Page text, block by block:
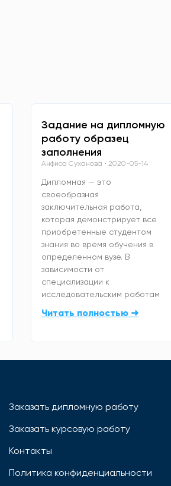
Задание на дипломную
работу образец
заполнения
Анфиса Суханова 2020-05-14
Дипломная — это
своеобразная
заключительная работа,
которая демонстрирует все
приобретенные студентом
знания во время обучения в
определенном вузе. В
зависимости от
специализации к
исследовательским работам
Читать полностью ➜
Заказать дипломную работу
Заказать курсовую работу
Контакты
Политика конфиденциальности